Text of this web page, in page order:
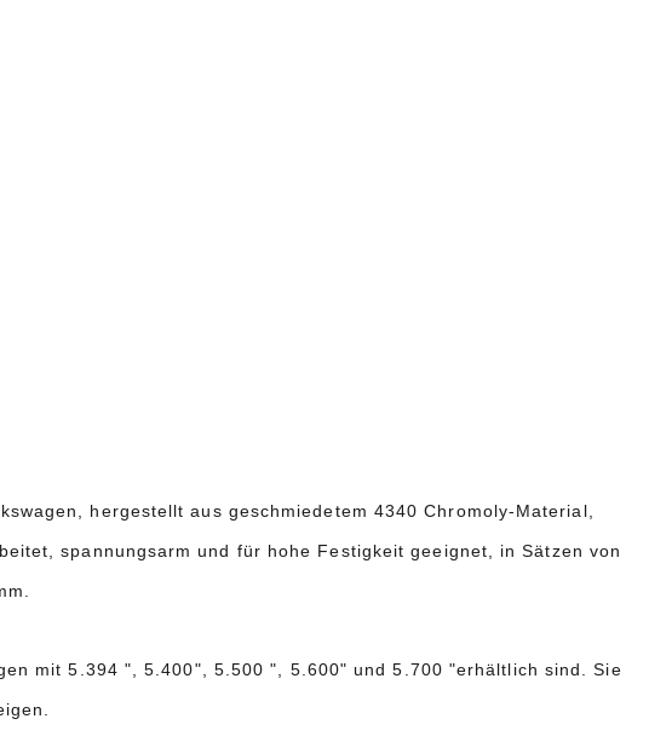
hergestellt aus geschmiedetem 4340 Chromoly-Material,
spannungsarm und für hohe Festigkeit geeignet, in Sätzen von
mit 5.394 ", 5.400", 5.500 ", 5.600" und 5.700 "erhältlich sind. Sie